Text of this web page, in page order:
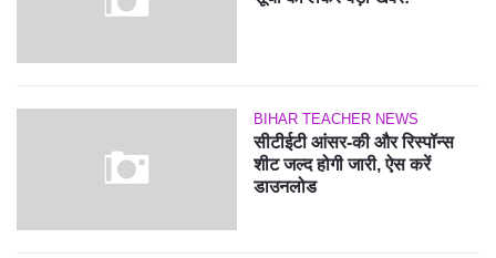
BIHAR TEACHER NEWS
सीटीईटी आंसर-की और रिस्पॉन्स
शीट जल्द होगी जारी, ऐस करें
डाउनलोड